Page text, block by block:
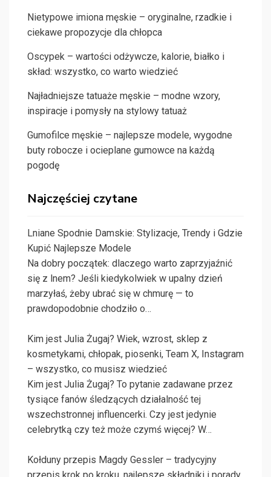
Nietypowe imiona męskie – oryginalne, rzadkie i
ciekawe propozycje dla chłopca
Oscypek – wartości odżywcze, kalorie, białko i
skład: wszystko, co warto wiedzieć
Najładniejsze tatuaże męskie – modne wzory,
inspiracje i pomysły na stylowy tatuaż
Gumofilce męskie – najlepsze modele, wygodne
buty robocze i ocieplane gumowce na każdą
pogodę
Najczęściej czytane
Lniane Spodnie Damskie: Stylizacje, Trendy i Gdzie
Kupić Najlepsze Modele
Na dobry początek: dlaczego warto zaprzyjaźnić
się z lnem? Jeśli kiedykolwiek w upalny dzień
marzyłaś, żeby ubrać się w chmurę — to
prawdopodobnie chodziło o…
Kim jest Julia Żugaj? Wiek, wzrost, sklep z
kosmetykami, chłopak, piosenki, Team X, Instagram
– wszystko, co musisz wiedzieć
Kim jest Julia Żugaj? To pytanie zadawane przez
tysiące fanów śledzących działalność tej
wszechstronnej influencerki. Czy jest jedynie
celebrytką czy też może czymś więcej? W…
Kołduny przepis Magdy Gessler – tradycyjny